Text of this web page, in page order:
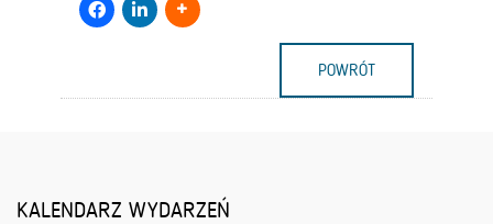
POWRÓT
KALENDARZ WYDARZEŃ